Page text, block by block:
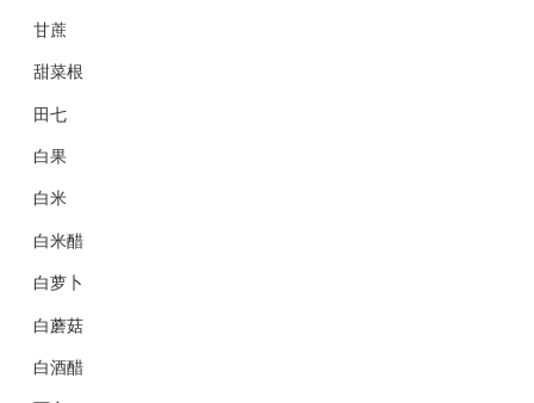
甘蔗
甜菜根
田七
白果
白米
白米醋
白萝卜
白蘑菇
白酒醋